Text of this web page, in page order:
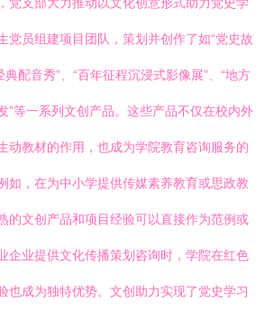
党员组建项目团队，策划并创作了如“党史故
配音秀”、“百年征程沉浸式影像展”、“地方
”等一系列文创产品。这些产品不仅在校内外
动教材的作用，也成为学院教育咨询服务的
如，在为中小学提供传媒素养教育或思政教
的文创产品和项目经验可以直接作为范例或
企业提供文化传播策划咨询时，学院在红色
也成为独特优势。文创助力实现了党史学习